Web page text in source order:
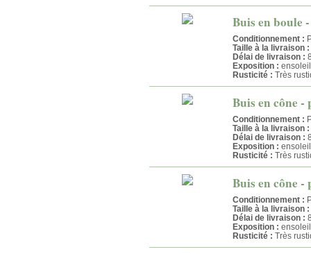
Buis en boule
Conditionnement :
Taille à la livraison :
Délai de livraison :
Exposition :
Rusticité : Très
Buis en cône -
Conditionnement :
Taille à la livraison :
Délai de livraison :
Exposition :
Rusticité : Très
Buis en cône -
Conditionnement :
Taille à la livraison :
Délai de livraison :
Exposition :
Rusticité : Très